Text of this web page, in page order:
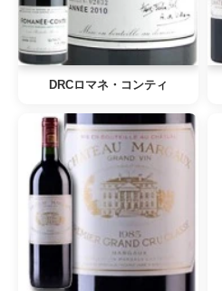
DRCロマネ・コンティ